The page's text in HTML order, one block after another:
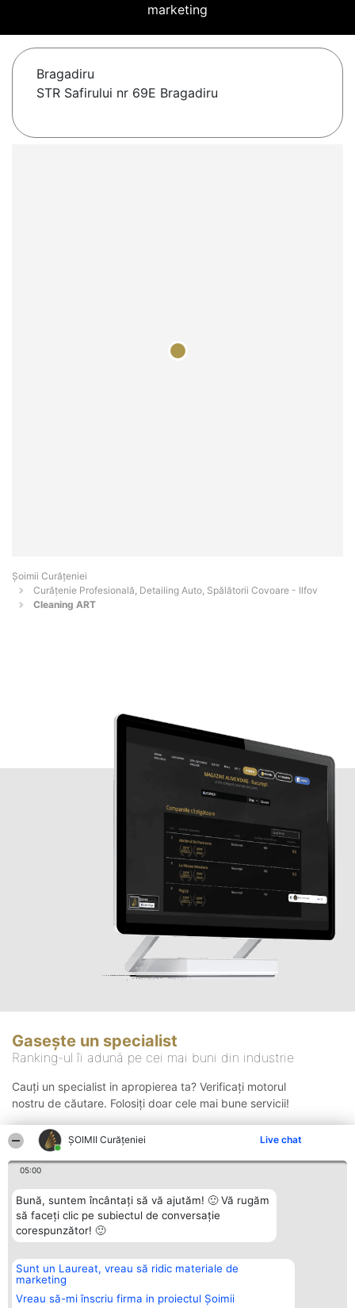
ȘOIMII Curățeniei Live chat
05:00
Bună, suntem încântați să vă ajutăm! 🙂 Vă rugăm
să faceți clic pe subiectul de conversație
corespunzător! 🙂
Sunt un Laureat, vreau să ridic materiale de
marketing
Vreau să-mi înscriu firma in proiectul Șoimii
marketing
Bragadiru
STR Safirului nr 69E Bragadiru
Șoimii Curățeniei
Curățenie Profesională, Detailing Auto, Spălătorii Covoare - Ilfov
Cleaning ART
Gasește un specialist
Ranking-ul îi adună pe cei mai buni din industrie
Cauți un specialist in apropierea ta? Verificați motorul
nostru de căutare. Folosiți doar cele mai bune servicii!
Organizator Ranking
BRIGHT SOLUTIONS BR SRL
Aleea Timisul De Sus 2 Bl. A30
Sc. A Et. 4 Ap. 13 Cod 061952
Plebiscyt
Lista Tuturor
Laureaților
Contact